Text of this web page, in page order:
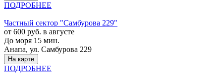
ПОДРОБНЕЕ
Частный сектор "Самбурова 229"
от 600 руб. в августе
До моря 15 мин.
Анапа, ул. Самбурова 229
На карте
ПОДРОБНЕЕ